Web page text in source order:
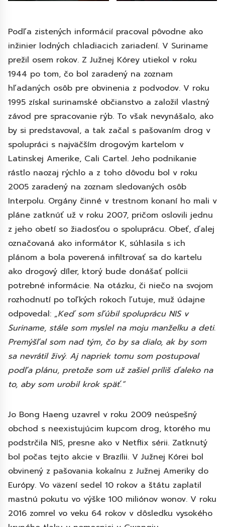
Podľa zistených informácií pracoval pôvodne ako
inžinier lodných chladiacich zariadení. V Suriname
prežil osem rokov. Z Južnej Kórey utiekol v roku
1944 po tom, čo bol zaradený na zoznam
hľadaných osôb pre obvinenia z podvodov. V roku
1995 získal surinamské občianstvo a založil vlastný
závod pre spracovanie rýb. To však nevynášalo, ako
by si predstavoval, a tak začal s pašovaním drog v
spolupráci s najväčším drogovým kartelom v
Latinskej Amerike, Cali Cartel. Jeho podnikanie
rástlo naozaj rýchlo a z toho dôvodu bol v roku
2005 zaradený na zoznam sledovaných osôb
Interpolu. Orgány činné v trestnom konaní ho mali v
pláne zatknúť už v roku 2007, pričom oslovili jednu
z jeho obetí so žiadosťou o spoluprácu. Obeť, ďalej
označovaná ako informátor K, súhlasila s ich
plánom a bola poverená infiltrovať sa do kartelu
ako drogový díler, ktorý bude donášať polícii
potrebné informácie. Na otázku, či niečo na svojom
rozhodnutí po toľkých rokoch ľutuje, muž údajne
odpovedal: „Keď som sľúbil spoluprácu NIS v
Suriname, stále som myslel na moju manželku a deti.
Premýšľal som nad tým, čo by sa dialo, ak by som
sa nevrátil živý. Aj napriek tomu som postupoval
podľa plánu, pretože som už zašiel príliš ďaleko na
to, aby som urobil krok späť.”
Jo Bong Haeng uzavrel v roku 2009 neúspešný
obchod s neexistujúcim kupcom drog, ktorého mu
podstrčila NIS, presne ako v Netflix sérii. Zatknutý
bol počas tejto akcie v Brazílii. V Južnej Kórei bol
obvinený z pašovania kokaínu z Južnej Ameriky do
Európy. Vo väzení sedel 10 rokov a štátu zaplatil
mastnú pokutu vo výške 100 miliónov wonov. V roku
2016 zomrel vo veku 64 rokov v dôsledku vysokého